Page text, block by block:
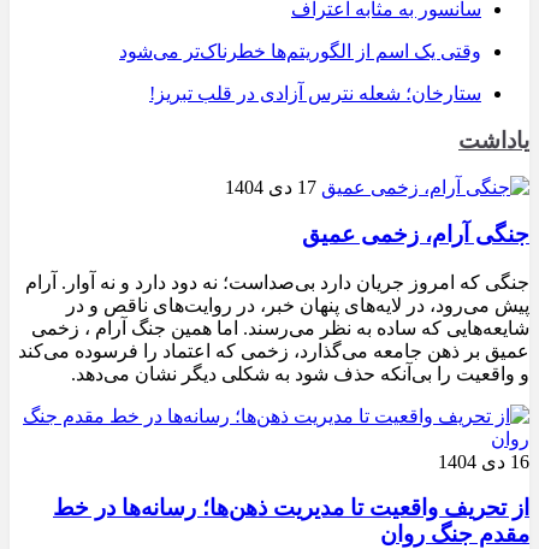
سانسور به مثابه اعتراف
وقتی یک اسم از الگوریتم‌ها خطرناک‌تر می‌شود
ستارخان؛ شعله نترس آزادی در قلب تبریز!
یاداشت
17 دی 1404
جنگی آرام، زخمی عمیق
جنگی که امروز جریان دارد بی‌صداست؛ نه دود دارد و نه آوار. آرام
پیش می‌رود، در لایه‌های پنهان خبر، در روایت‌های ناقص و در
شایعه‌هایی که ساده به نظر می‌رسند. اما همین جنگ آرام ، زخمی
عمیق بر ذهن جامعه می‌گذارد، زخمی که اعتماد را فرسوده می‌کند
و واقعیت را بی‌آنکه حذف شود به شکلی دیگر نشان می‌دهد.
16 دی 1404
از تحریف واقعیت تا مدیریت ذهن‌ها؛ رسانه‌ها در خط
مقدم جنگ روان